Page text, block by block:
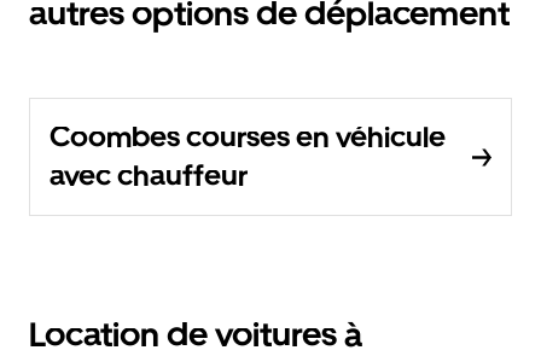
autres options de déplacement
Coombes courses en véhicule
avec chauffeur
Location de voitures à